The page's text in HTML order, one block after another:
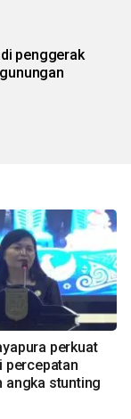
penggerak
perkuat
percepatan
angka stunting